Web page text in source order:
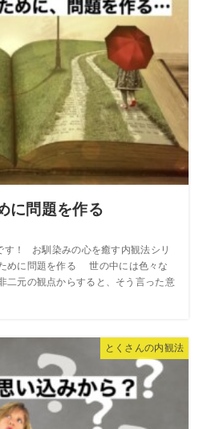
に問題を作る
す！ お馴染みの心を癒す内観法シリ
めに問題を作る 世の中には色々な
二元の観点からすると、そう言った意
とくさんの内観法